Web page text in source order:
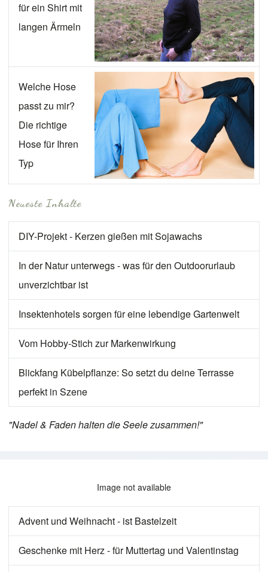
für ein Shirt mit
langen Ärmeln
Welche Hose
passt zu mir?
Die richtige
Hose für Ihren
Typ
Neueste Inhalte
DIY-Projekt - Kerzen gießen mit Sojawachs
In der Natur unterwegs - was für den Outdoorurlaub
unverzichtbar ist
Insektenhotels sorgen für eine lebendige Gartenwelt
Vom Hobby-Stich zur Markenwirkung
Blickfang Kübelpflanze: So setzt du deine Terrasse
perfekt in Szene
"Nadel & Faden halten die Seele zusammen!"
Image not available
Advent und Weihnacht - ist Bastelzeit
Geschenke mit Herz - für Muttertag und Valentinstag